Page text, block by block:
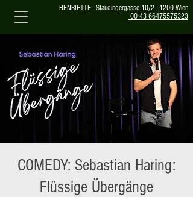
HENRIETTE - Staudingergasse 10/2 - 1200 Wien
00 43 66475575323
COMEDY: Sebastian Haring:
Flüssige Übergänge